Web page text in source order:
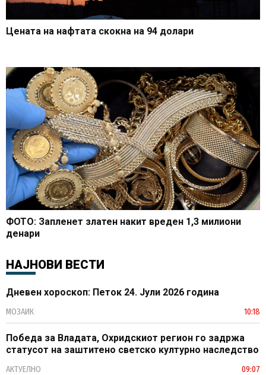
Цената на нафтата скокна на 94 долари
ФОТО: Запленет златен накит вреден 1,3 милиони
денари
НАЈНОВИ ВЕСТИ
Дневен хороскоп: Петок 24. Јули 2026 година
МОЗАИК 10:18
Победа за Владата, Охридскиот регион го задржа
статусот на заштитено светско културно наследство
АКТУЕЛНО 09:07